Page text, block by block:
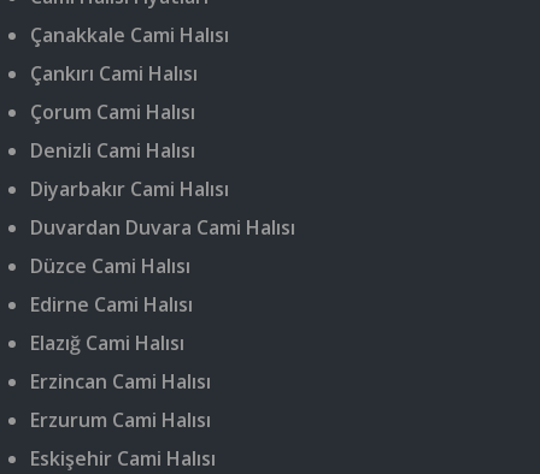
Çanakkale Cami Halısı
Çankırı Cami Halısı
Çorum Cami Halısı
Denizli Cami Halısı
Diyarbakır Cami Halısı
Duvardan Duvara Cami Halısı
Düzce Cami Halısı
Edirne Cami Halısı
Elazığ Cami Halısı
Erzincan Cami Halısı
Erzurum Cami Halısı
Eskişehir Cami Halısı